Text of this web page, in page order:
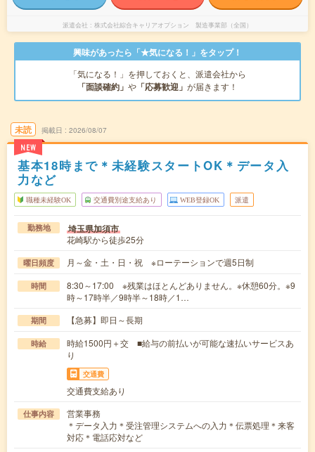
派遣会社 株式会社綜合キャリアオプション 製造事業部（全国）
興味があったら「★気になる！」をタップ！
「気になる！」を押しておくと、派遣会社から
「面談確約」 や 「応募歓迎」 が届きます！
未読
NEW
掲載日 2026/08/07
基本18時まで＊未経験スタートOK＊データ入
力など
職種未経験OK 交通費別途支給あり WEB登録OK 派遣
勤務地 埼玉県加須市
花崎駅から徒歩25分
曜日頻度 月～金・土・日・祝 ※ローテーションで週5日制
時間
8:30～17:00 ※残業はほとんどありません。※休憩60分。※9
時～17時半／9時半～18時／1…
期間 【急募】即日～長期
時給
時給1500円＋交 ■給与の前払いが可能な速払いサービスあ
り
交通費
交通費支給あり
仕事内容
営業事務
＊データ入力＊受注管理システムへの入力＊伝票処理＊来客
対応＊電話応対など